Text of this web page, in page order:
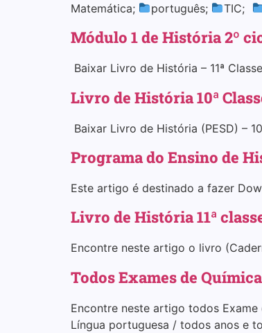
Matemática;
português; TIC;
Módulo 1 de História 2º
Baixar Livro de História – 11ª
Livro de História 10ª
Baixar Livro de História (PESD) –
Programa do Ensino de
Este artigo é destinado a fazer
Livro de História 11ª
Encontre neste artigo o livro
Todos Exames de
Encontre neste artigo todos Exame
Língua portuguesa / todos anos e